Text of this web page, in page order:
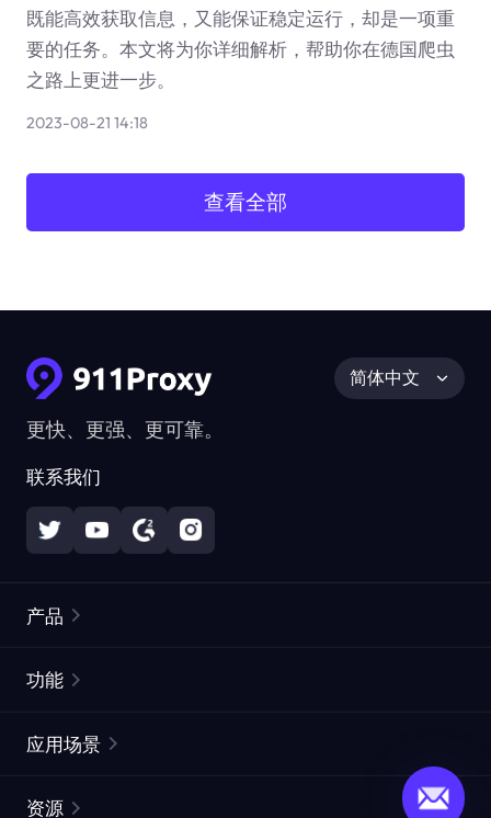
既能高效获取信息，又能保证稳定运行，却是一项重
要的任务。本文将为你详细解析，帮助你在德国爬虫
之路上更进一步。
2023-08-21 14:18
查看全部
更快、更强、更可靠。
联系我们
简体中文
产品
静态住宅代理
功能
ISP代理
应用场景
资源